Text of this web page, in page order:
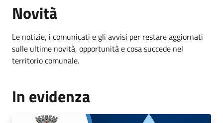
Novità
Le notizie, i comunicati e gli avvisi per restare aggiornati
sulle ultime novità, opportunità e cosa succede nel
territorio comunale.
In evidenza